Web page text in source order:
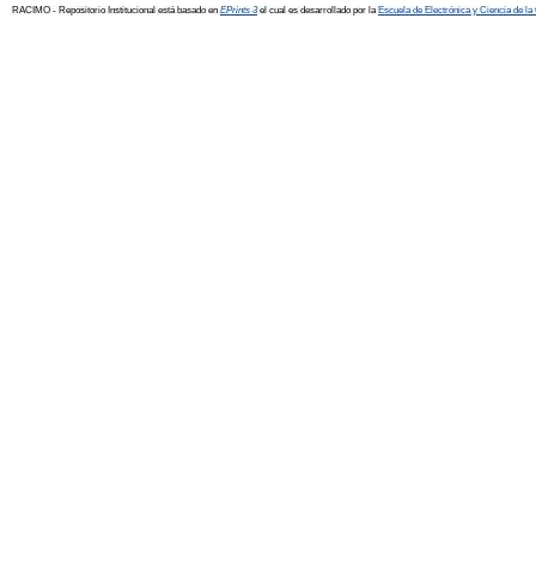
RACIMO - Repositorio Institucional está basado en EPrints 3el cual es desarrollado por la Escuela de Electrónica y Ciencia de la